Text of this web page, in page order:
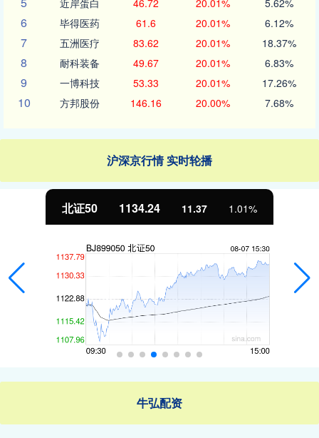
近岸蛋白 46.72 20.01% 5.62%
6 毕得医药 61.6 20.01% 6.12%
7 五洲医疗 83.62 20.01% 18.37%
8 耐科装备 49.67 20.01% 6.83%
9 一博科技 53.33 20.01% 17.26%
10 方邦股份 146.16 20.00% 7.68%
沪深京行情 实时轮播
北证50 1134.24 11.37 1.01%
牛弘配资